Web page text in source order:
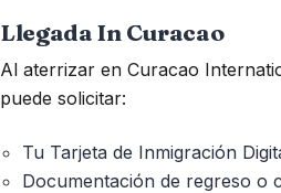
Llegada In Curacao
Al aterrizar en Curacao
puede solicitar:
Tu Tarjeta de Inmigración
Documentación de regreso o